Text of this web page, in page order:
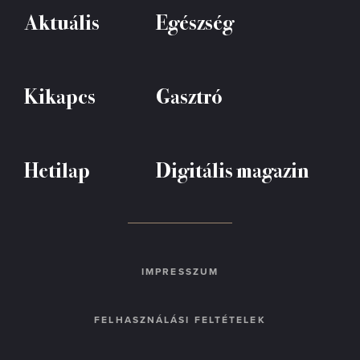
Aktuális Egészség
Kikapcs Gasztró
Hetilap Digitális magazin
IMPRESSZUM
FELHASZNÁLÁSI FELTÉTELEK